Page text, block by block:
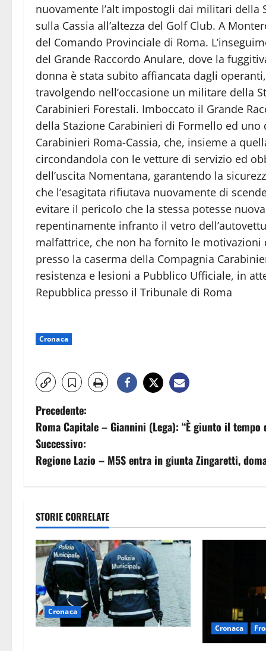
nuovamente l’alt impostogli dai militari della
sulla Cassia all’altezza del Golf Club. A
del Comando Provinciale di Roma.
del Grande Raccordo Anulare, dove la
donna è stata subito affiancata dagli
travolgendo nell’occasione un militare della
Carabinieri Forestali. Imboccato il Grande
della Stazione Carabinieri di Formello ed
Carabinieri Roma-Cassia, che, insieme a
circondandola con le vetture di servizio ed
dell’uscita Nomentana, garantendo la
che l’esagitata rifiutava nuovamente di
evitare il pericolo che la stessa potesse
repentinamente infranto il vetro
malfattrice, che non ha fornito le
presso la caserma della Compagnia
resistenza e lesioni a Pubblico Ufficiale, in
Repubblica presso il Tribunale di Roma
Cronaca
N
a
v
g
a
z
i
o
Precedente:
Roma Capitale – Giannini (Lega): “È giunto il
Successivo:
Regione Lazio – M5S entra in giunta Zingaretti,
STORIE CORRELATE
Cronaca
Cronaca